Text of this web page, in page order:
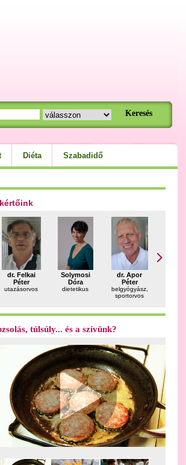
Diéta Szabadidő
dr. Felkai
Péter
utazásorvos
Solymosi
Dóra
dietetikus
dr. Apor
Péter
belgyógyász,
sportorvos
túlsúly... és a szívünk?